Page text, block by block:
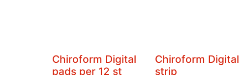
Chiroform Digital
pads per 12 st
Chiroform Digital
strip